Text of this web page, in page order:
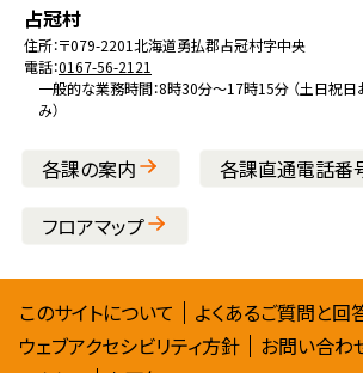
北
海
道
占冠村役
場
住所：〒079-2201北海道勇払郡占冠村字中央
電話：0167-56-2121
一般的な業務時間：8時30分～17時15分 （土日祝
み）
各課の案内 各課直通電話番
フロアマップ
サ
このサイトについて
よくあるご質問と回
ウェブアクセシビリティ方針
お問い合わ